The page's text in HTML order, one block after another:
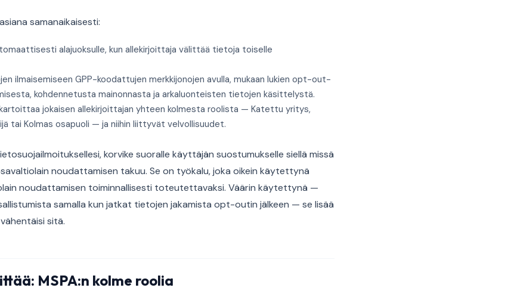
samanaikaisesti:
alajuoksulle, kun allekirjoittaja välittää tietoja toiselle
ilmaisemiseen GPP-koodattujen merkkijonojen avulla, mukaan lukien opt-out-
kohdennetusta mainonnasta ja arkaluonteisten tietojen käsittelystä.
jokaisen allekirjoittajan yhteen kolmesta roolista — Katettu yritys,
tai Kolmas osapuoli — ja niihin liittyvät velvollisuudet.
korvike suoralle käyttäjän suostumukselle siellä missä
noudattamisen takuu. Se on työkalu, joka oikein käytettynä
noudattamisen toiminnallisesti toteutettavaksi. Väärin käytettynä —
samalla kun jatkat tietojen jakamista opt-outin jälkeen — se lisää
sitä.
MSPA:n kolme roolia